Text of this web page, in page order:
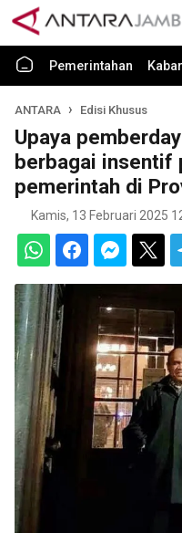
Pemerintahan
ANTARA Edisi Khusus
Upaya
berbagai insentif
pemerintah di
Kamis, 13 Februari 2025